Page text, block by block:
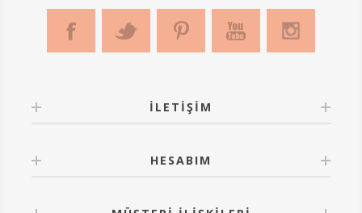
İLETIŞIM
HESABIM